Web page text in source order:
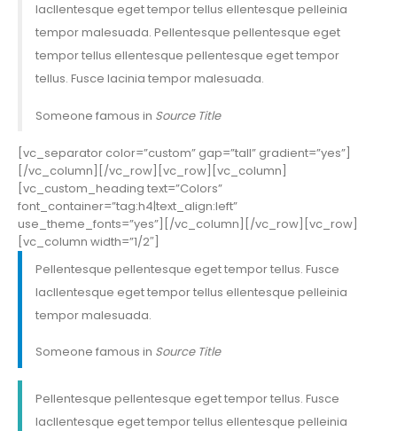
lacllentesque eget tempor tellus ellentesque pelleinia
tempor malesuada. Pellentesque pellentesque eget
tempor tellus ellentesque pellentesque eget tempor
tellus. Fusce lacinia tempor malesuada.
Someone famous in Source Title
[vc_separator color=”custom” gap=”tall” gradient=”yes”]
[/vc_column][/vc_row][vc_row][vc_column]
[vc_custom_heading text=”Colors”
font_container=”tag:h4|text_align:left”
use_theme_fonts=”yes”][/vc_column][/vc_row][vc_row]
[vc_column width=”1/2″]
Pellentesque pellentesque eget tempor tellus. Fusce
lacllentesque eget tempor tellus ellentesque pelleinia
tempor malesuada.
Someone famous in Source Title
Pellentesque pellentesque eget tempor tellus. Fusce
lacllentesque eget tempor tellus ellentesque pelleinia